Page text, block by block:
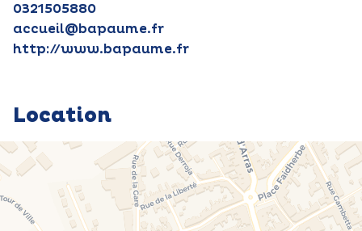
0321505880
accueil@bapaume.fr
http://www.bapaume.fr
Location